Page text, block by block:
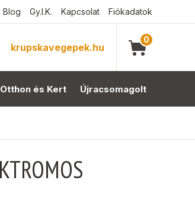
Blog Gy.I.K. Kapcsolat Fiókadatok
krupskavegepek.hu
0
Otthon és Kert Újracsomagolt